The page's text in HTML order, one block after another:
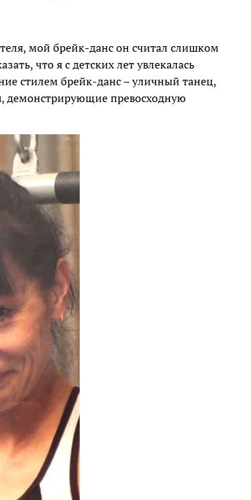
мой брейк-данс он считал слишком
что я с детских лет увлекалась
стилем брейк-данс – уличный танец,
демонстрирующие превосходную